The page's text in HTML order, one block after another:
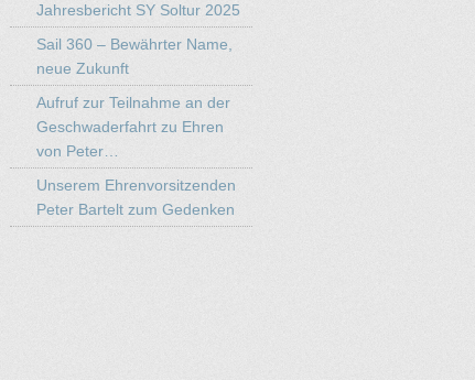
Jahresbericht SY Soltur 2025
Sail 360 – Bewährter Name,
neue Zukunft
Aufruf zur Teilnahme an der
Geschwaderfahrt zu Ehren
von Peter…
Unserem Ehrenvorsitzenden
Peter Bartelt zum Gedenken